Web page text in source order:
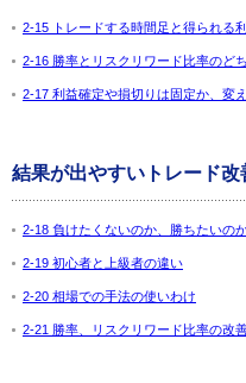
2-15 トレードする時間足と得られる
2-16 勝率とリスクリワード比率のど
2-17 利益確定や損切りは固定か、変
結果が出やすいトレード改
2-18 負けたくないのか、勝ちたいの
2-19 初心者と上級者の違い
2-20 相場での手法の使いわけ
2-21 勝率、リスクリワード比率の改